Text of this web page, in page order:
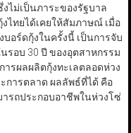
ไม่เป็นภาระของรัฐบาล
ไทยได้เคยให้สัมภาษณ์ เมื่อ
บอร์ดกุ้งในครั้งนี้ เป็นการจับ
รอบ 30 ปี ของอุตสาหกรรม
รผลผลิตกุ้งทะเลตลอดห่วง
การตลาด ผลลัพธ์ที่ได้ คือ
ารถประกอบอาชีพในห่วงโซ่